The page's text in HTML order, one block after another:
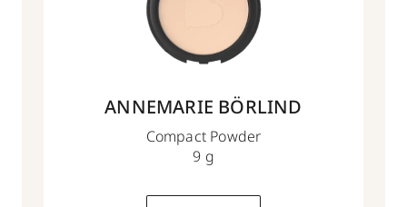
ANNEMARIE BÖRLIND
Compact Powder
9 g